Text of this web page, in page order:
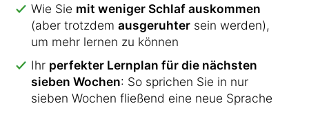
Wie Sie mit weniger Schlaf auskommen
(aber trotzdem ausgeruhter sein werden),
um mehr lernen zu können
Ihr perfekter Lernplan für die nächsten
sieben Wochen: So sprichen Sie in nur
sieben Wochen fließend eine neue Sprache